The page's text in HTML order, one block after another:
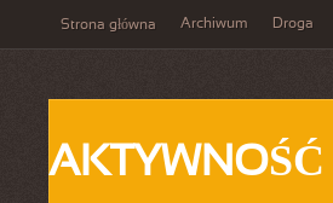
Strona główna Archiwum Droga
AKTYWNOŚĆ